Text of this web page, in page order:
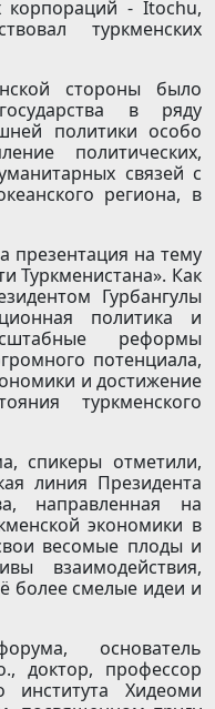
корпораций - Itochu,
туркменских
стороны было
в ряду
политики особо
политических,
связей с
региона, в
презентация на тему
Туркменистана». Как
Гурбангулы
политика и
реформы
потенциала,
и достижение
туркменского
спикеры отметили,
линия Президента
направленная на
экономики в
весомые плоды и
взаимодействия,
более смелые идеи и
основатель
доктор, профессор
института Хидеоми